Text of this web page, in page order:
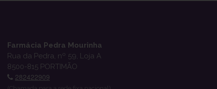
Farmácia Pedra Mourinha
Rua da Pedra, nº 59, Loja A
8500-815 PORTIMÃO
282422909